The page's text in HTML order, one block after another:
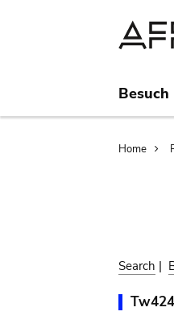
Home
Search |